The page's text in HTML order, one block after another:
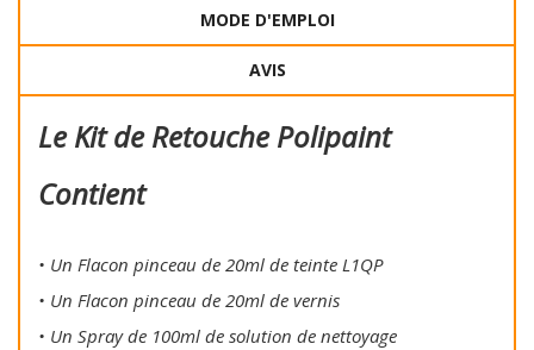
MODE D'EMPLOI
AVIS
Le Kit de Retouche Polipaint
Contient
• Un Flacon pinceau de 20ml de teinte L1QP
• Un Flacon pinceau de 20ml de vernis
• Un Spray de 100ml de solution de nettoyage